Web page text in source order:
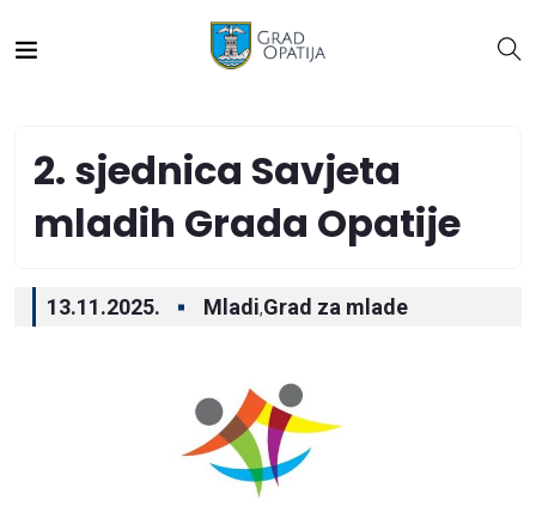
2. sjednica Savjeta
mladih Grada Opatije
13.11.2025. Mladi,Grad za mlade